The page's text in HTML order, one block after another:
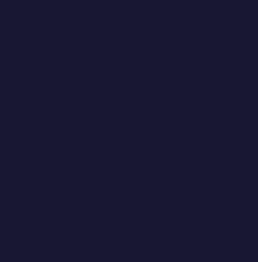
amateurs
amateurs
Amateurs